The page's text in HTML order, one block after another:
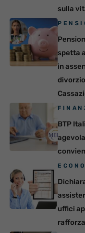
sulla
spetta
in
BTP
uffici